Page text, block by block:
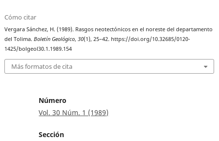
Cómo citar
Vergara Sánchez, H. (1989). Rasgos neotectónicos en el noreste del departamento
del Tolima.Boletín Geológico,30(1), 25–42. https://doi.org/10.32685/0120-
1425/bolgeol30.1.1989.154
Más formatos de cita
Número
Vol. 30 Núm. 1 (1989)
Sección